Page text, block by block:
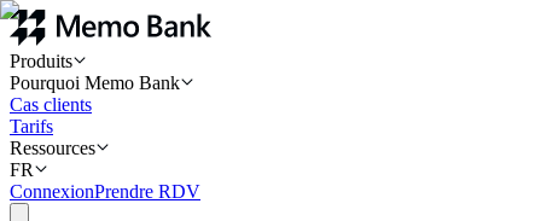
Produits
Pourquoi Memo Bank
Cas clients
Tarifs
Ressources
FR
ConnexionPrendre RDV